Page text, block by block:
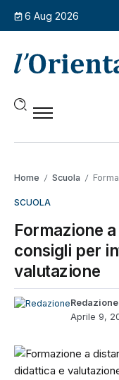
6 Aug 2026
Home / Scuola /
SCUOLA
Formazione
consigli per
valutazione
Redazione
Aprile 9,